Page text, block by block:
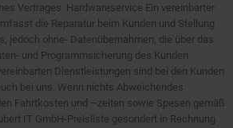
Vertrages. Hardwareservice Ein vereinbarter
die Reparatur beim Kunden und Stellung
jedoch ohne- Datenübernahmen, die über das
und Programmsicherung des Kunden
Dienstleistungen sind bei den Kunden
bei uns. Wenn nichts Abweichendes
Fahrtkosten und –zeiten sowie Spesen gemäß
IT GmbH-Preisliste gesondert in Rechnung